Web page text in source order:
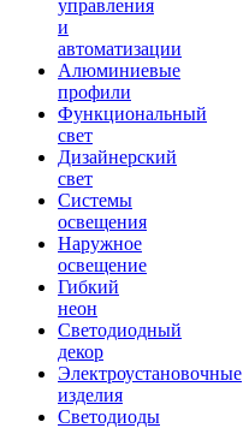
управления
и
автоматизации
Алюминиевые
профили
Функциональный
свет
Дизайнерский
свет
Системы
освещения
Наружное
освещение
Гибкий
неон
Светодиодный
декор
Электроустановочные
изделия
Светодиоды